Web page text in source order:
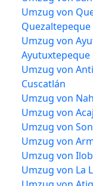
Umzug von
Quezaltepeque
Umzug von
Ayutuxtepeque
Umzug von
Cuscatlán
Umzug von
Umzug von
Umzug von
Umzug von
Umzug von
Umzug von La